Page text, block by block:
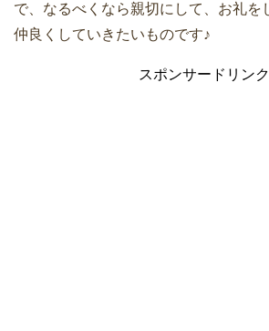
で、なるべくなら親切にして、お礼を
仲良くしていきたいものです♪
スポンサードリンク